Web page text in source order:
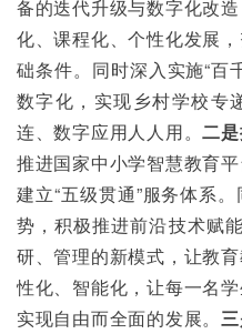
备的迭代升级与数字化改
化、课程化、个性化发展
础条件。同时深入实施“百
数字化，实现乡村学校专
连、数字应用人人用。二
推进国家中小学智慧教育
建立“五级贯通”服务体系
势，积极推进前沿技术赋
研、管理的新模式，让教
性化、智能化，让每一名
实现自由而全面的发展。